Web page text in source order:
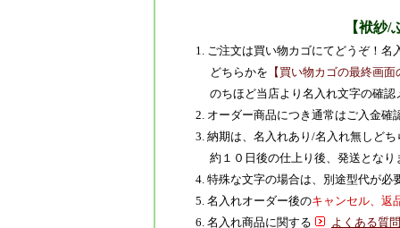
【袱紗
1. ご注文は買い物カゴにてどうぞ！
どちらかを 【買い物カゴの最終画
のちほど当店より名入れ文字の確認
2. オーダー商品につき通常はご入金確
3. 納期は、名入れあり/名入れ無しど
約１０日後の仕上り後、発送となり
4. 特殊な文字の場合は、別途型代が
5. 名入れオーダー後のキャンセル、返
6. 名入れ商品に関する
よくある質